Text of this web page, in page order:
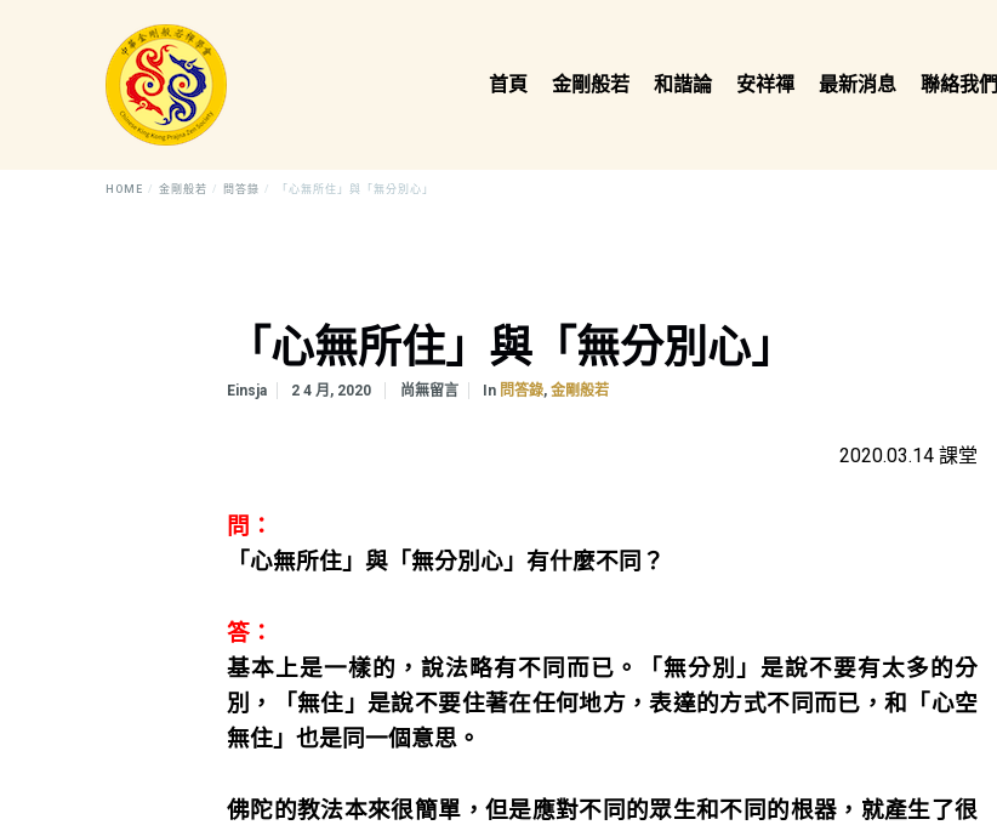
首頁 金剛般若 和諧論 安祥禪 最新消息 聯絡我們
HOME 金剛般若 問答錄 「心無所住」與「無分別心」
「心無所住」與「無分別心」
Einsja 2 4 月, 2020 尚無留言 In 問答錄,金剛般若
2020.03.14 課堂
問：
「心無所住」與「無分別心」有什麼不同？
答：
基本上是一樣的，說法略有不同而已。「無分別」是說不要有太多的分
別，「無住」是說不要住著在任何地方，表達的方式不同而已，和「心空
無住」也是同一個意思。
佛陀的教法本來很簡單，但是應對不同的眾生和不同的根器，就產生了很